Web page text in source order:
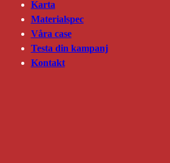
Karta
Materialspec
Våra case
Testa din kampanj
Kontakt